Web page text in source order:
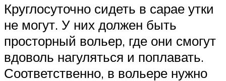
Круглосуточно сидеть в сарае утки
не могут. У них должен быть
просторный вольер, где они смогут
вдоволь нагуляться и поплавать.
Соответственно, в вольере нужно